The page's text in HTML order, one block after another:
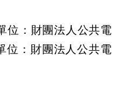
位：財團法人公共電
位：財團法人公共電